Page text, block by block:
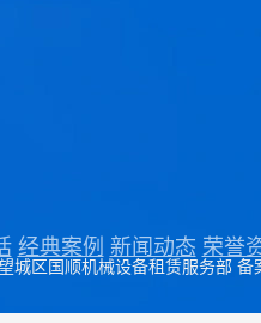
经典案例 新闻动态 荣誉
城区国顺机械设备租赁服务部 备